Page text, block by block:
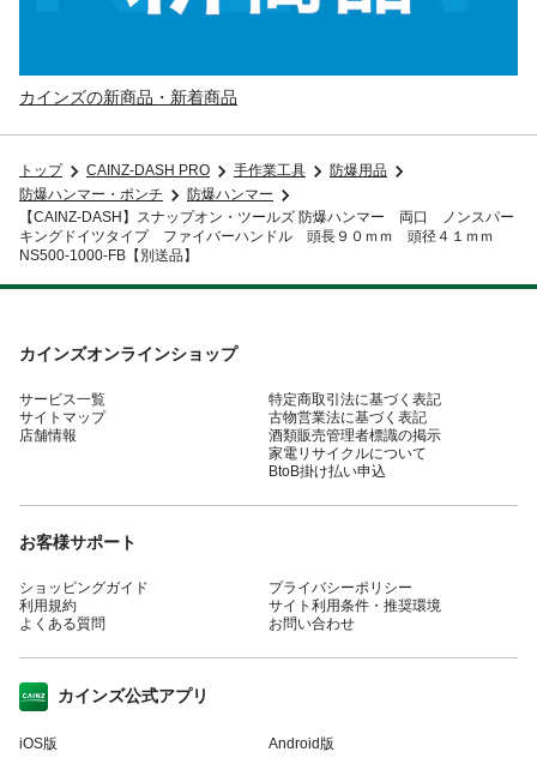
カインズの新商品・新着商品
トップ CAINZ-DASH PRO 手作業工具
防爆用品
防爆ハンマー・ポンチ
防爆ハンマー
【CAINZ-DASH】スナップオン・ツールズ 防爆ハンマー 両口 ノンスパー
キングドイツタイプ ファイバーハンドル 頭長９０ｍｍ 頭径４１ｍｍ
NS500-1000-FB【別送品】
カインズオンラインショップ
サービス一覧
サイトマップ
店舗情報
特定商取引法に基づく表記
古物営業法に基づく表記
酒類販売管理者標識の掲示
家電リサイクルについて
BtoB掛け払い申込
お客様サポート
ショッピングガイド
利用規約
よくある質問
プライバシーポリシー
サイト利用条件・推奨環境
お問い合わせ
カインズ公式アプリ
iOS版 Android版